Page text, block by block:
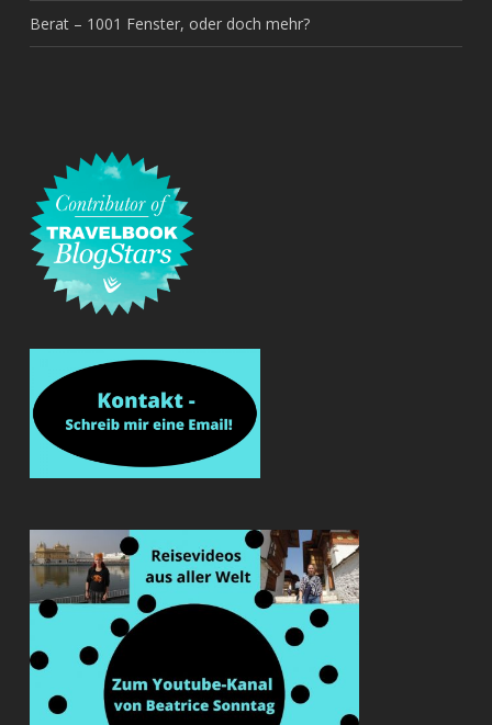
Berat – 1001 Fenster, oder doch mehr?